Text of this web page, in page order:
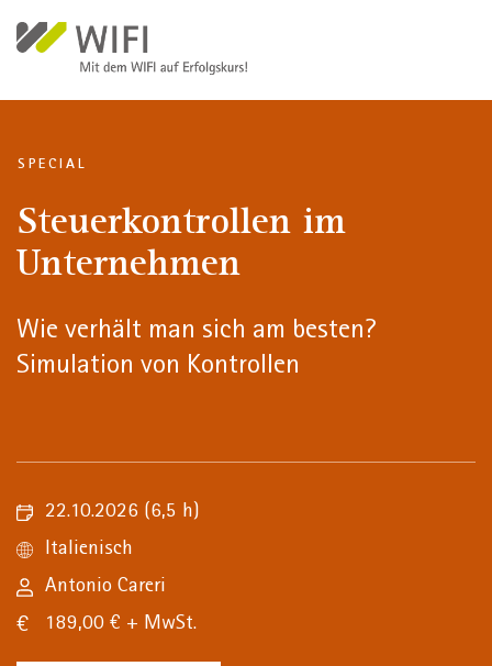
SPECIAL
Steuerkontrollen im
Unternehmen
Wie verhält man sich am besten?
Simulation von Kontrollen
22.10.2026 (6,5 h)
Italienisch
Antonio Careri
189,00 € + MwSt.